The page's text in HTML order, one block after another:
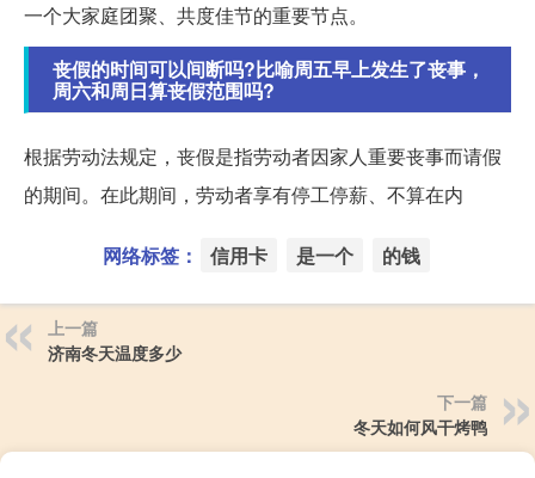
一个大家庭团聚、共度佳节的重要节点。
丧假的时间可以间断吗?比喻周五早上发生了丧事，
周六和周日算丧假范围吗?
根据劳动法规定，丧假是指劳动者因家人重要丧事而请假
的期间。在此期间，劳动者享有停工停薪、不算在内
网络标签： 信用卡 是一个 的钱
上一篇
济南冬天温度多少
下一篇
冬天如何风干烤鸭